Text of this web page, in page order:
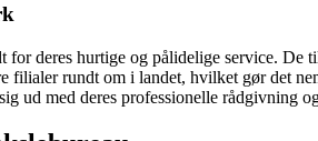
for deres hurtige og pålidelige service.
filialer rundt om i landet, hvilket gør det
ud med deres professionelle rådgivning